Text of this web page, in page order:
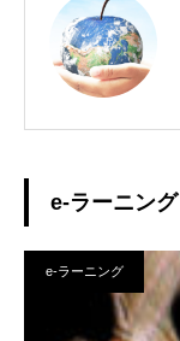
e-ラーニング
e-ラーニング